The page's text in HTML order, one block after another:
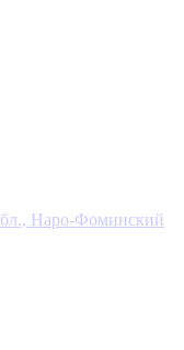
Наро-Фоминский